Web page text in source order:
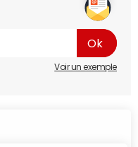
Voir un exemple